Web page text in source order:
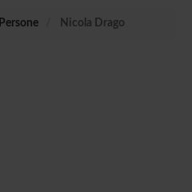
Persone Nicola Drago